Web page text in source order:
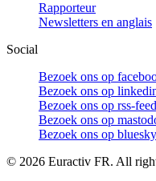
Rapporteur
Newsletters en anglais
Social
Bezoek ons op
Bezoek ons op
Bezoek ons op rss-feed
Bezoek ons op
Bezoek ons op bluesky
© 2026 Euractiv FR. All